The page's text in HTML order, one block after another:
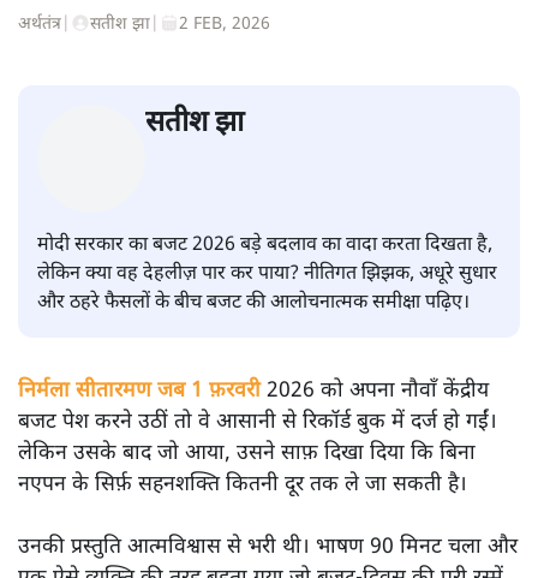
अर्थतंत्र सतीश झा 2 FEB, 2026
सतीश झा
मोदी सरकार का बजट 2026 बड़े बदलाव का वादा करता दिखता है,
और ठहरे फैसलों के बीच बजट की आलोचनात्मक समीक्षा पढ़िए।